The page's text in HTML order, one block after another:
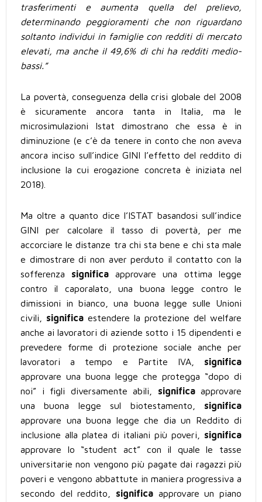
trasferimenti e aumenta quella del prelievo,
determinando peggioramenti che non riguardano
soltanto individui in famiglie con redditi di mercato
elevati, ma anche il 49,6% di chi ha redditi medio-
bassi.”
La povertà, conseguenza della crisi globale del 2008
è sicuramente ancora tanta in Italia, ma le
microsimulazioni Istat dimostrano che essa è in
diminuzione (e c’è da tenere in conto che non aveva
ancora inciso sull’indice GINI l’effetto del reddito di
inclusione la cui erogazione concreta è iniziata nel
2018).
Ma oltre a quanto dice l’ISTAT basandosi sull’indice
GINI per calcolare il tasso di povertà, per me
accorciare le distanze tra chi sta bene e chi sta male
e dimostrare di non aver perduto il contatto con la
sofferenza significa approvare una ottima legge
contro il caporalato, una buona legge contro le
dimissioni in bianco, una buona legge sulle Unioni
civili, significa estendere la protezione del welfare
anche ai lavoratori di aziende sotto i 15 dipendenti e
prevedere forme di protezione sociale anche per
lavoratori a tempo e Partite IVA, significa
approvare una buona legge che protegga “dopo di
noi” i figli diversamente abili, significaapprovare
una buona legge sul biotestamento, significa
approvare una buona legge che dia un Reddito di
inclusione alla platea di italiani più poveri, significa
approvare lo “student act” con il quale le tasse
universitarie non vengono più pagate dai ragazzi più
poveri e vengono abbattute in maniera progressiva a
secondo del reddito, significa approvare un piano